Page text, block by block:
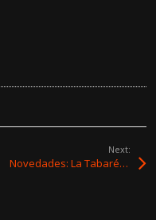
Todas las entradas
Next:
Novedades: La Tabaré, Niquel, FIXION, Eli Almic, El Color Ausente, Duchov y Mateo Agustín